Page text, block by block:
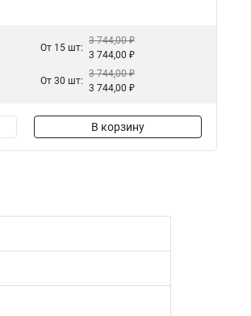
От 15 шт:
3 744,00 ₽
3 744,00 ₽
От 30 шт:
3 744,00 ₽
3 744,00 ₽
В корзину